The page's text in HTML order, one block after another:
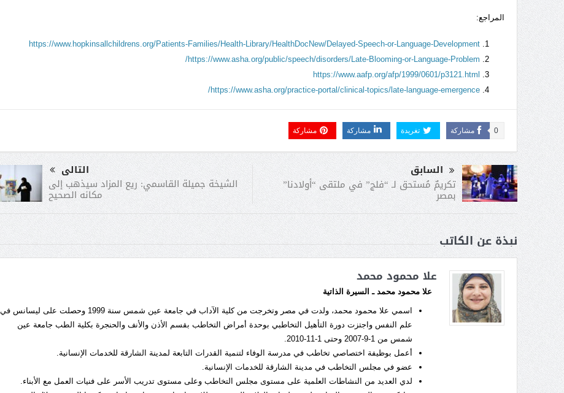
المراجع:
https://www.hopkinsallchildrens.org/Patients-Families/Health-Library/HealthDocNew/Delayed-Speech-or-Language-Development
https://www.asha.org/public/speech/disorders/Late-Blooming-or-Language-Problem/
https://www.aafp.org/afp/1999/0601/p3121.html
https://www.asha.org/practice-portal/clinical-topics/late-language-emergence/
مشاركة 0 تغريدة مشاركة مشاركة
السابق
تكريمٌ مُستحق لـ “فلج” في ملتقى “أولادنا”
بمصر
التالى
الشيخة جميلة القاسمي: ريع المزاد سيذهب إلى
مكانه الصحيح
نبذة عن الكاتب
علا محمود محمد
علا محمود محمد ـ السيرة الذاتية
اسمي علا محمود محمد، ولدت في مصر وتخرجت من كلية الآداب في جامعة عين شمس سنة 1999 وحصلت على ليسانس في
علم النفس واجتزت دورة التأهيل التخاطبي بوحدة أمراض التخاطب بقسم الأذن والأنف والحنجرة بكلية الطب جامعة عين
شمس من 1-9-2007 وحتى 1-11-2010.
أعمل بوظيفة اختصاصي تخاطب في مدرسة الوفاء لتنمية القدرات التابعة لمدينة الشارقة للخدمات الإنسانية.
عضو في مجلس التخاطب في مدينة الشارقة للخدمات الإنسانية.
لدي العديد من النشاطات العلمية على مستوى مجلس التخاطب وعلى مستوى تدريب الأسر على فنيات العمل مع الأبناء.